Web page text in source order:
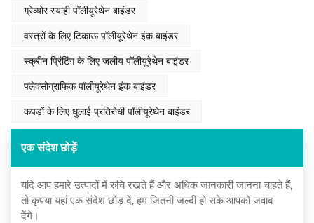
ग्रेव्योर स्याही पॉलीयूरेथेन बाइंडर
वस्त्रों के लिए टिकाऊ पॉलीयूरेथेन इंक बाइंडर
स्क्रीन प्रिंटिंग के लिए जलीय पॉलीयूरेथेन बाइंडर
फ्लेक्सोग्राफिक पॉलीयूरेथेन इंक बाइंडर
कपड़ों के लिए धुलाई प्रतिरोधी पॉलीयूरेथेन बाइंडर
एक संदेश छोड़ें
यदि आप हमारे उत्पादों में रुचि रखते हैं और अधिक जानकारी जानना चाहते हैं,
तो कृपया यहां एक संदेश छोड़ दें, हम जितनी जल्दी हो सके आपको जवाब
देंगे।